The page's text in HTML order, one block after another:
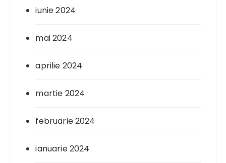
iunie 2024
mai 2024
aprilie 2024
martie 2024
februarie 2024
ianuarie 2024